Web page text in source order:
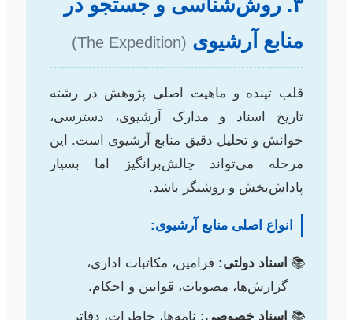
۳. روش‌شناسی و جستجو در
منابع آرشیوی (The Expedition)
قلب تپنده و ماهیت اصلی پژوهش در رشته
تاریخ اسناد و مدارک آرشیوی، دسترسی،
خوانش و تحلیل دقیق منابع آرشیوی است. این
مرحله می‌تواند چالش‌برانگیز اما بسیار
پاداش‌بخش و روشنگر باشد.
انواع اصلی منابع آرشیوی:
اسناد دولتی: فرامین، مکاتبات اداری،
گزارش‌ها، مصوبات، قوانین و احکام.
اسناد خصوصی: نامه‌ها، خاطرات، دفاتر